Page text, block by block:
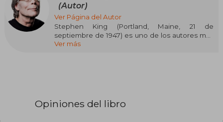
(Autor)
Ver Página del Autor
Stephen King (Portland, Maine, 21 de
septiembre de 1947) es uno de los autores más
influyentes y prolíficos de la literatura
primera novela, Carrie (1974). Desde entonces,
Ver más
Opiniones del libro